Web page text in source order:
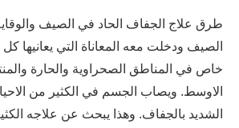
طرق علاج الجفاف الحاد في الصيف
الصيف ودخلت معه المعاناة التي يعانيها
خاص في المناطق الصحراوية والحارة
الاوسط. ويصاب الجسم في الكثير من
الشديد بالجفاف. وهذا يبحث عن علاجه